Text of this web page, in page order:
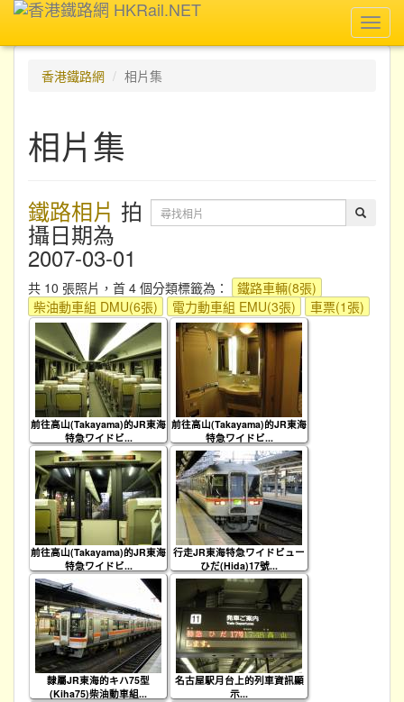
香港鐵路網
相片集
相片集
鐵路相片 拍
攝日期為
2007-03-01
共 10 張照片，首 4 個分類標籤為：
鐵路車輛(8張)
柴油動車組 DMU(6張)
電力動車組 EMU(3張) 車票(1張)
前往高山(Takayama)的JR東海
特急ワイドビ...
前往高山(Takayama)的JR東海
特急ワイドビ...
前往高山(Takayama)的JR東海
特急ワイドビ...
行走JR東海特急ワイドビュー
ひだ(Hida)17號...
隸屬JR東海的キハ75型
(Kiha75)柴油動車組...
名古屋駅月台上的列車資訊顯
示...